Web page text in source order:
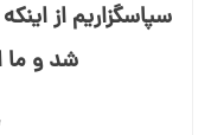
سپاسگزاریم از
شد و ما